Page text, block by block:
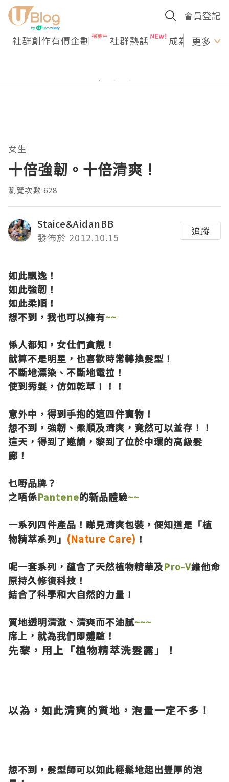
會員登記
社群創作有價企劃 社群熱話 成為U更多
女生
十倍強韌。十倍清爽！
瀏覽次數:628
Staice&AidanBB
發佈於 2012.10.15
追蹤
如此飄逸！
如此強韌！
如此柔順！
想不到，我也可以擁有~~
係人都知，女仕們貪靚！
就算不是明星，也喜歡時常轉換髮型！
不斷地漂染、不斷地電拉！
使到秀髮，仿如乾草！！！
意外中，得到手抱的這四件寶物！
想不到，強韌、柔順及清爽，竟然可以並存！！
這天，得到了邀請，黎到了位於中環的高級髮
廊！
乜嘢品牌？
之唔係Pantene的新品體驗~~
一系列四件產品！睇見清爽包裝，便知道是 「植
物精萃系列」 (Nature Care) ！
呢一套系列，蘊含了天然植物精華及Pro-V維他命
原持久修復科技！
結合了科學和大自然的力量！
質地透明清澈、清爽而不油膩~~~
席上，就為我們即體驗！
先黎，用上 「植物精萃洗髮露」 ！
以為，如此清爽的質地，泡量一定不多！
想不到，髮型師可以如此輕鬆地起出豐厚的泡